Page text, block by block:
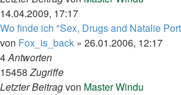
14.04.2009, 17:17
Wo finde ich "Sex, Drugs and Natalie
von Fox_is_back » 26.01.2006, 12:17
4Antworten
15458Zugriffe
Letzter Beitragvon Master Windu